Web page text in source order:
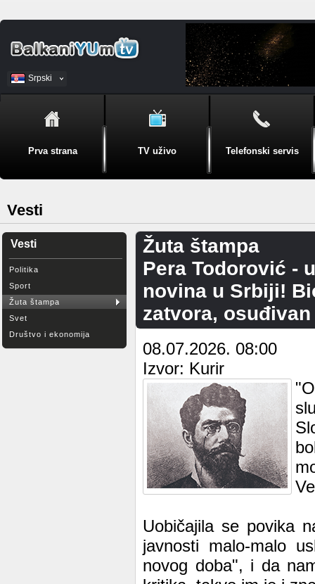
Srpski
BiH
Prva strana TV uživo Telefonski servis
Vesti
Vesti
Politika
Sport
Žuta štampa
Svet
Društvo i ekonomija
Žuta štampa
Pera Todorović -
novina u Srbiji!
zatvora,
08.07.2026. 08:00
Izvor: Kurir
Uobičajila se povika
javnosti malo-malo
novog doba", i da